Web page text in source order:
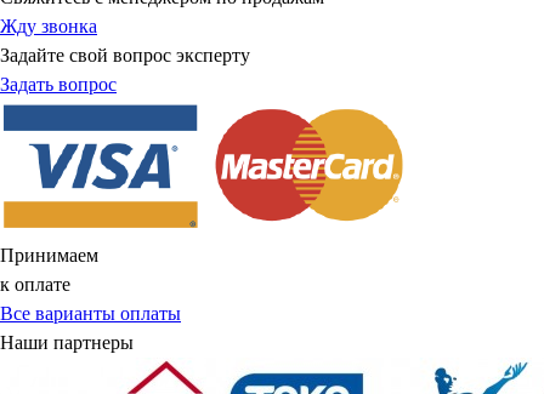
Жду звонка
Задайте свой вопрос эксперту
Задать вопрос
Принимаем
к оплате
Все варианты оплаты
Наши партнеры